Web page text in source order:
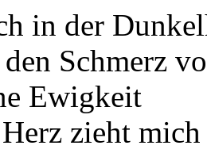
in der
Schmerz
Ewigkeit
zieht